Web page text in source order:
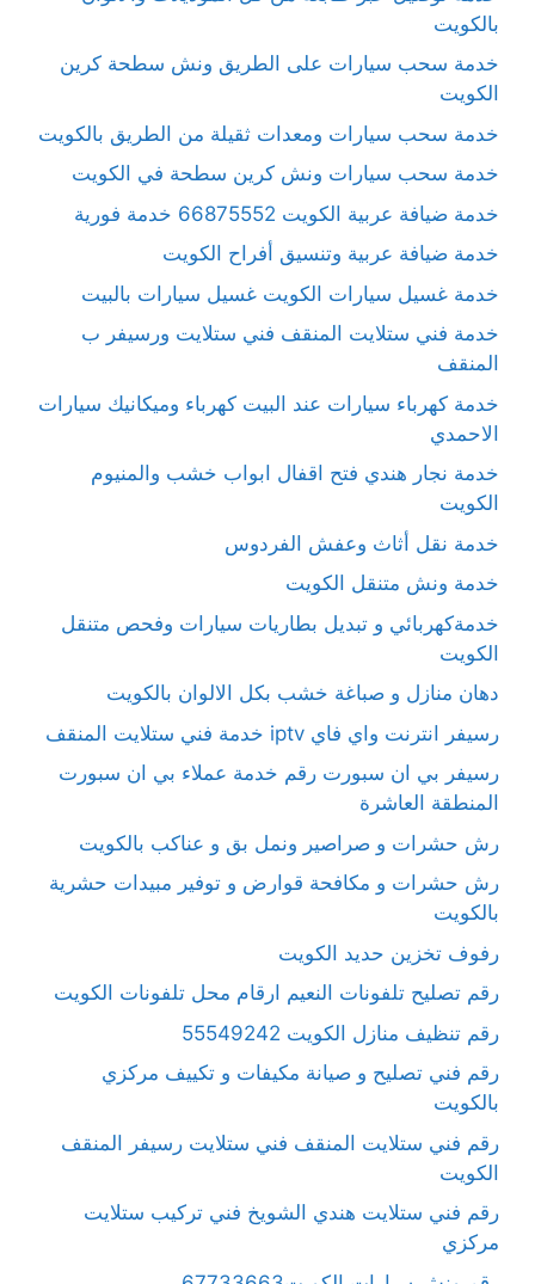
بالكويت
خدمة سحب سيارات على الطريق ونش سطحة كرين
الكويت
خدمة سحب سيارات ومعدات ثقيلة من الطريق بالكويت
خدمة سحب سيارات ونش كرين سطحة في الكويت
خدمة ضيافة عربية الكويت 66875552 خدمة فورية
خدمة ضيافة عربية وتنسيق أفراح الكويت
خدمة غسيل سيارات الكويت غسيل سيارات بالبيت
خدمة فني ستلايت المنقف فني ستلايت ورسيفر ب
المنقف
خدمة كهرباء سيارات عند البيت كهرباء وميكانيك سيارات
الاحمدي
خدمة نجار هندي فتح اقفال ابواب خشب والمنيوم
الكويت
خدمة نقل أثاث وعفش الفردوس
خدمة ونش متنقل الكويت
خدمةكهربائي و تبديل بطاريات سيارات وفحص متنقل
الكويت
دهان منازل و صباغة خشب بكل الالوان بالكويت
رسيفر انترنت واي فاي iptv خدمة فني ستلايت المنقف
رسيفر بي ان سبورت رقم خدمة عملاء بي ان سبورت
المنطقة العاشرة
رش حشرات و صراصير ونمل بق و عناكب بالكويت
رش حشرات و مكافحة قوارض و توفير مبيدات حشرية
بالكويت
رفوف تخزين حديد الكويت
رقم تصليح تلفونات النعيم ارقام محل تلفونات الكويت
رقم تنظيف منازل الكويت 55549242
رقم فني تصليح و صيانة مكيفات و تكييف مركزي
بالكويت
رقم فني ستلايت المنقف فني ستلايت رسيفر المنقف
الكويت
رقم فني ستلايت هندي الشويخ فني تركيب ستلايت
مركزي